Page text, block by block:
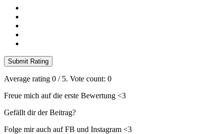
Submit Rating
Average rating 0 / 5. Vote count: 0
Freue mich auf die erste Bewertung <3
Gefällt dir der Beitrag?
Folge mir auch auf FB und Instagram <3